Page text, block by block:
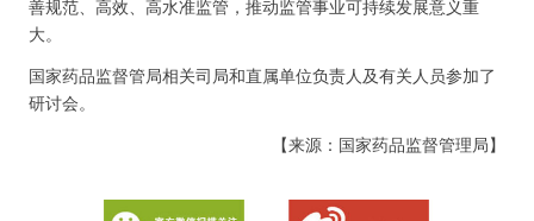
善规范、高效、高水准监管，推动监管事业可持续发展意义重
大。
国家药品监督管局相关司局和直属单位负责人及有关人员参加了
研讨会。
【来源：国家药品监督管理局】